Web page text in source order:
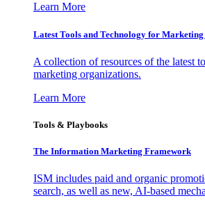
Learn More
Latest Tools and Technology for
A collection of resources of the latest
marketing organizations.
Learn More
Tools & Playbooks
The Information Marketing Framework
ISM includes paid and organic
search, as well as new, AI-based